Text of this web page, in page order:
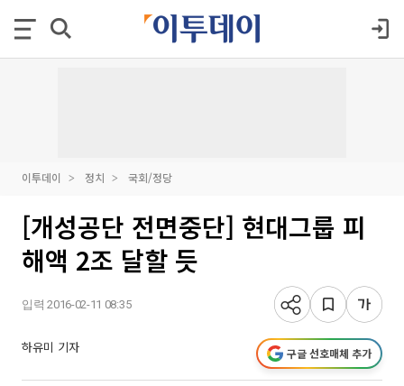
이투데이 정치 국회/정당
[개성공단 전면중단] 현대그룹 피
해액 2조 달할 듯
입력 2016-02-11 08:35
하유미 기자 구글 선호매체 추가